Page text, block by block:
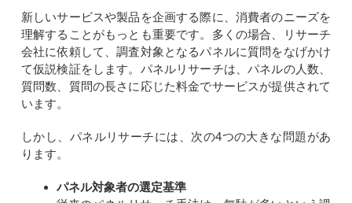
新しいサービスや製品を企画する際に、消費者のニーズを
理解することがもっとも重要です。多くの場合、リサーチ
会社に依頼して、調査対象となるパネルに質問をなげかけ
て仮説検証をします。パネルリサーチは、パネルの人数、
質問数、質問の長さに応じた料金でサービスが提供されて
います。
しかし、パネルリサーチには、次の4つの大きな問題があ
ります。
パネル対象者の選定基準